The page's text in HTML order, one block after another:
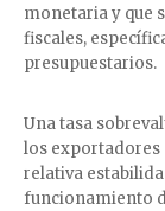
monetaria y que
fiscales,
presupuestarios.
Una tasa
los exportadores
relativa
funcionamiento